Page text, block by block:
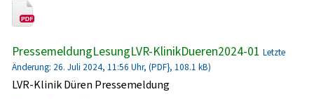
PressemeldungLesungLVR-KlinikDueren2024-01 Letzte
Änderung: 26. Juli 2024, 11:56 Uhr, (PDF}, 108.1 kB)
LVR-Klinik Düren Pressemeldung